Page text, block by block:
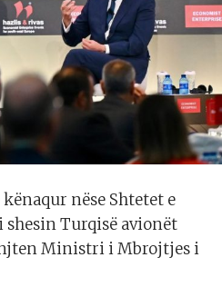
nëse Shtetet e
shesin Turqisë avionët
Ministri i Mbrojtjes i